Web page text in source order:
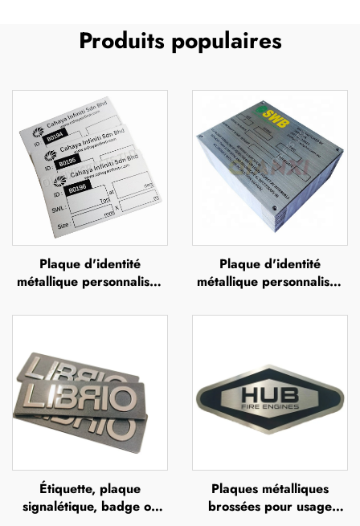
Produits populaires
Plaque d'identité
métallique personnalisée
d'identité en aluminium
Plaque d'identité
métallique personnalisée
commémorative en acier
logo
Étiquette, plaque
signalétique, badge ou
Plaques métalliques
brossées pour usage